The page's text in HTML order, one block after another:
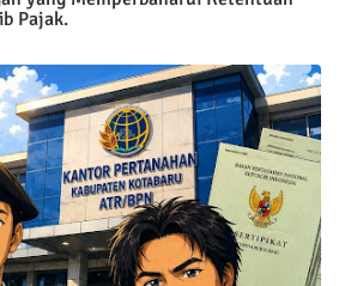
Pajak.